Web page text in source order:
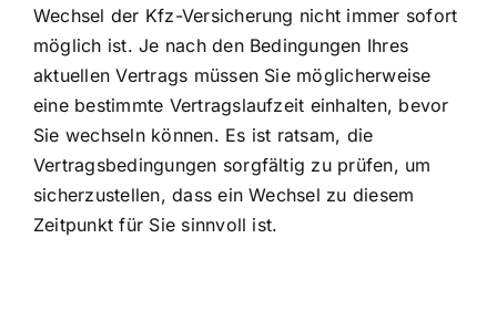
Wechsel der Kfz-Versicherung nicht immer sofort
möglich ist. Je nach den Bedingungen Ihres
aktuellen Vertrags müssen Sie möglicherweise
eine bestimmte Vertragslaufzeit einhalten, bevor
Sie wechseln können. Es ist ratsam, die
Vertragsbedingungen sorgfältig zu prüfen, um
sicherzustellen, dass ein Wechsel zu diesem
Zeitpunkt für Sie sinnvoll ist.